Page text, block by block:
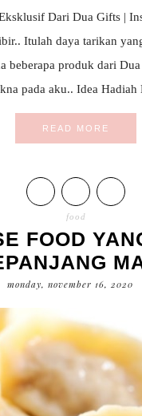
Dari Dua Gifts |
Itulah daya tarikan
beberapa produk dari
pada aku.. Idea
READ MORE
food
FOOD
monday, november 16, 2020